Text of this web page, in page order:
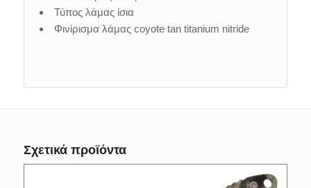
Τύπος λάμας ίσια
Φινίρισμα λάμας coyote tan titanium nitride
Σχετικά προϊόντα